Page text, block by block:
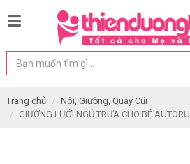
Trang chủ
Nôi, Giường, Quây Cũi
GIƯỜNG LƯỚI NGỦ TRƯA CHO BÉ AUTORU